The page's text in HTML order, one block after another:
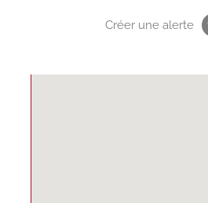
Créer une alerte